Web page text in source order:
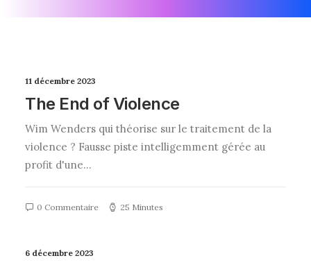
11 décembre 2023
The End of Violence
Wim Wenders qui théorise sur le traitement de la
violence ? Fausse piste intelligemment gérée au
profit d'une…
0 Commentaire 25 Minutes
6 décembre 2023